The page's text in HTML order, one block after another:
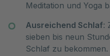
Meditation und Yoga
Ausreichend Schlaf:
sieben bis neun
Schlaf zu bekommen.